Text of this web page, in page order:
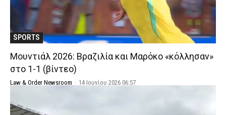
SPORTS
Μουντιάλ 2026: Βραζιλία και Μαρόκο «κόλλησαν»
στο 1-1 (βίντεο)
Law & Order Newsroom - 14 Ιουνίου 2026 06:57